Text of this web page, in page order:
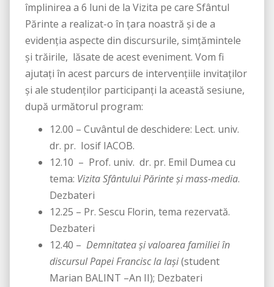
împlinirea a 6 luni de la Vizita pe care Sfântul
Părinte a realizat-o în țara noastră și de a
evidenția aspecte din discursurile, simțămintele
și trăirile, lăsate de acest eveniment. Vom fi
ajutați în acest parcurs de intervențiile invitaților
și ale studenților participanți la această sesiune,
după următorul program:
12.00 – Cuvântul de deschidere: Lect. univ.
dr. pr. Iosif IACOB.
12.10 – Prof. univ. dr. pr. Emil Dumea cu
tema: Vizita Sfântului Părinte și mass-media.
Dezbateri
12.25 – Pr. Sescu Florin, tema rezervată.
Dezbateri
12.40 – Demnitatea și valoarea familiei în
discursul Papei Francisc la Iași(student
Marian BALINT –An II); Dezbateri